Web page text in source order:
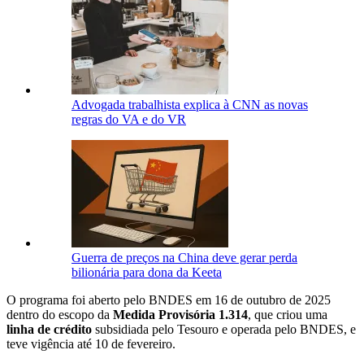
Advogada trabalhista explica à CNN as novas
regras do VA e do VR
Guerra de preços na China deve gerar perda
bilionária para dona da Keeta
O programa foi aberto pelo BNDES em 16 de outubro de 2025
dentro do escopo da Medida Provisória 1.314, que criou uma
linha de crédito subsidiada pelo Tesouro e operada pelo BNDES, e
teve vigência até 10 de fevereiro.